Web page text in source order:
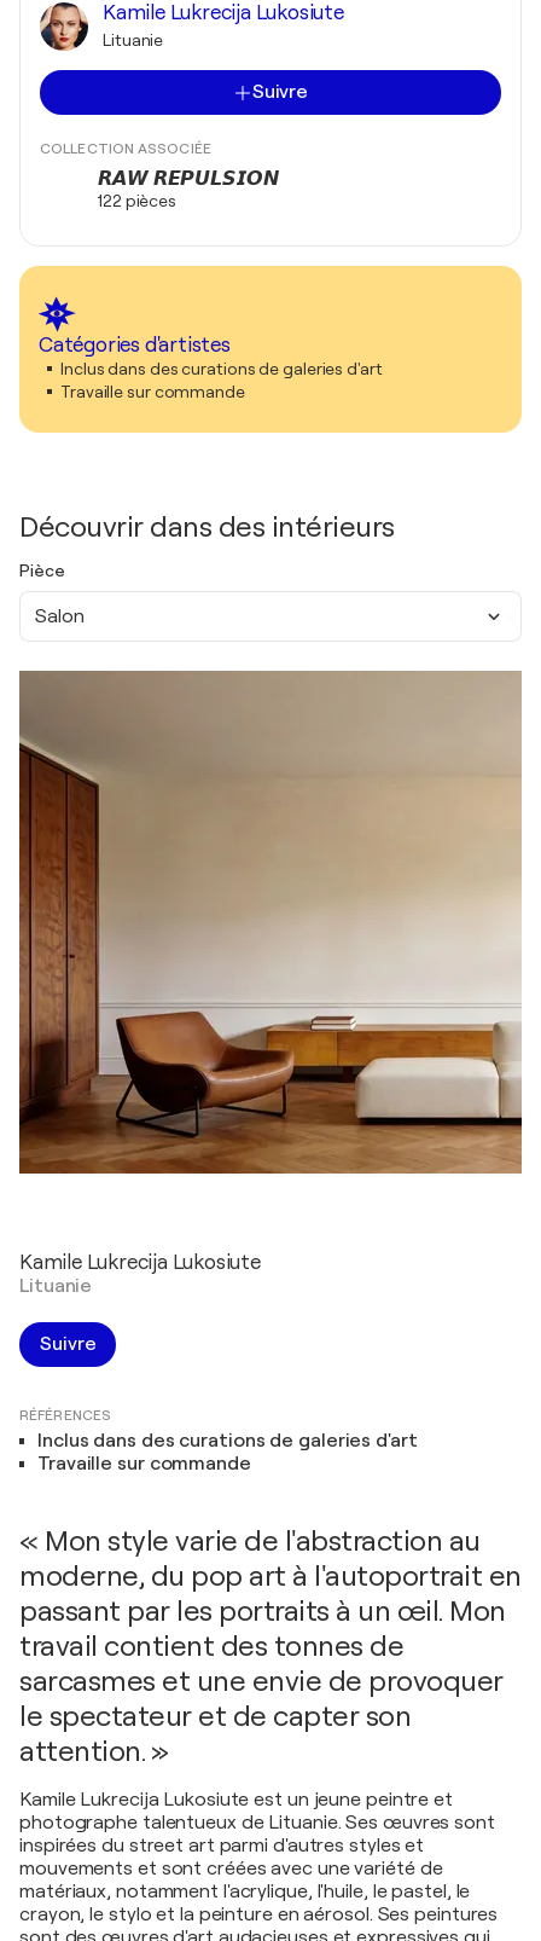
Kamile Lukrecija Lukosiute
Lituanie
Suivre
COLLECTION ASSOCIÉE
𝙍𝘼𝙒 𝙍𝙀𝙋𝙐𝙇𝙎𝙄𝙊𝙉
122 pièces
Catégories d'artistes
Inclus dans des curations de galeries d'art
Travaille sur commande
Découvrir dans des intérieurs
Pièce
Salon
Kamile Lukrecija Lukosiute
Lituanie
Suivre
RÉFÉRENCES
Inclus dans des curations de galeries d'art
Travaille sur commande
« Mon style varie de l'abstraction au
moderne, du pop art à l'autoportrait en
passant par les portraits à un œil. Mon
travail contient des tonnes de
sarcasmes et une envie de provoquer
le spectateur et de capter son
attention. »
Kamile Lukrecija Lukosiute est un jeune peintre et
photographe talentueux de Lituanie. Ses œuvres sont
inspirées du street art parmi d'autres styles et
mouvements et sont créées avec une variété de
matériaux, notamment l'acrylique, l'huile, le pastel, le
crayon, le stylo et la peinture en aérosol. Ses peintures